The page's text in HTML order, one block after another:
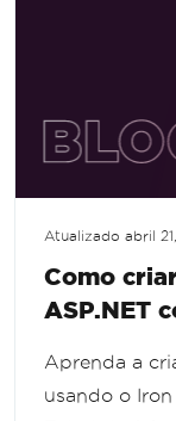
Atualizado abril
Como
ASP.NET
Aprenda a
usando o